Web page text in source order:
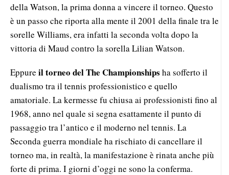
della Watson, la prima donna a vincere il torneo. Questo
è un passo che riporta alla mente il 2001 della finale tra le
sorelle Williams, era infatti la seconda volta dopo la
vittoria di Maud contro la sorella Lilian Watson.
Eppure il torneo del The Championships ha sofferto il
dualismo tra il tennis professionistico e quello
amatoriale. La kermesse fu chiusa ai professionisti fino al
1968, anno nel quale si segna esattamente il punto di
passaggio tra l’antico e il moderno nel tennis. La
Seconda guerra mondiale ha rischiato di cancellare il
torneo ma, in realtà, la manifestazione è rinata anche più
forte di prima. I giorni d’oggi ne sono la conferma.